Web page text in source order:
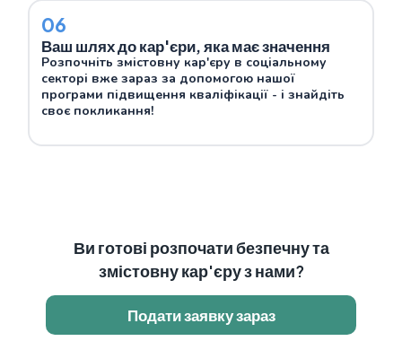
06
Ваш шлях до кар'єри, яка має значення
Розпочніть змістовну кар'єру в соціальному
секторі вже зараз за допомогою нашої
програми підвищення кваліфікації - і знайдіть
своє покликання!
Ви готові розпочати безпечну та
змістовну кар'єру з нами?
Подати заявку зараз